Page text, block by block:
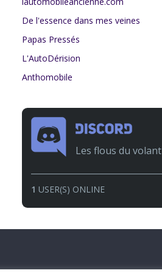
De l'essence dans mes veines
Papas Pressés
L'AutoDérision
Anthomobile
Les flous du volant
1 USER(S) ONLINE